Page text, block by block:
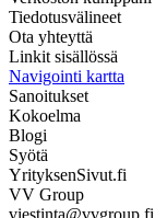
Tiedotusvälineet
Ota yhteyttä
Linkit sisällössä
Navigointi kartta
Sanoitukset
Kokoelma
Blogi
Syötä
YrityksenSivut.fi
VV Group
viestinta@vvgroup.fi